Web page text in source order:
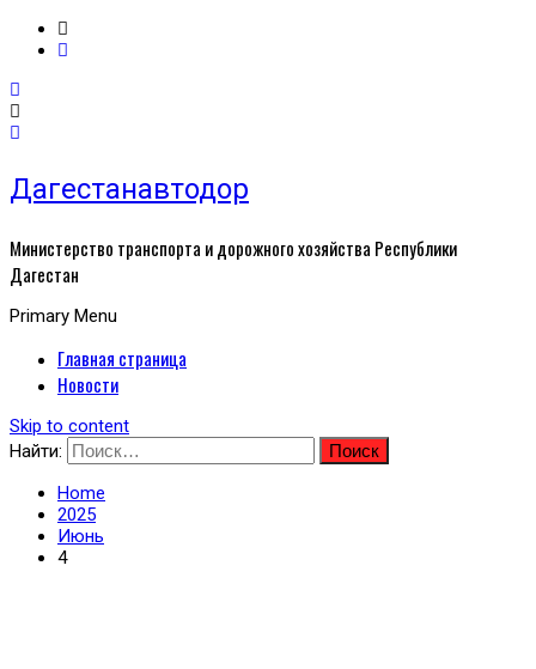
Дагестанавтодор
Министерство транспорта и дорожного хозяйства Республики
Дагестан
Primary Menu
Главная страница
Новости
Skip to content
Найти:
Home
2025
Июнь
4